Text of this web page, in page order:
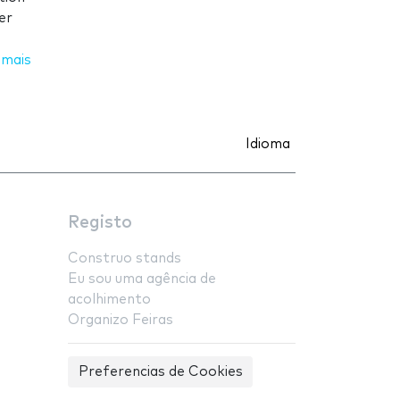
Idioma
Registo
Construo stands
Eu sou uma agência de
acolhimento
Organizo Feiras
Preferencias de Cookies